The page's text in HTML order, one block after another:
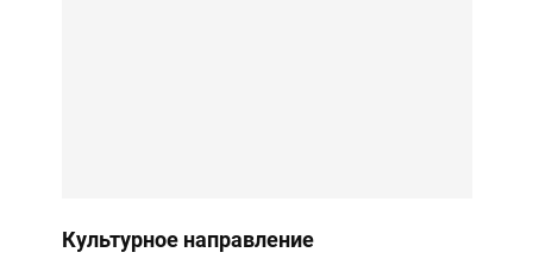
Культурное направление